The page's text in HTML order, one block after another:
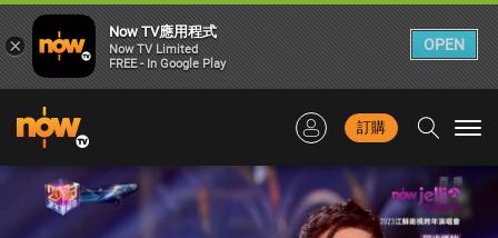
訂購
×
Now TV應用程式
Now TV Limited
FREE - In Google Play
OPEN